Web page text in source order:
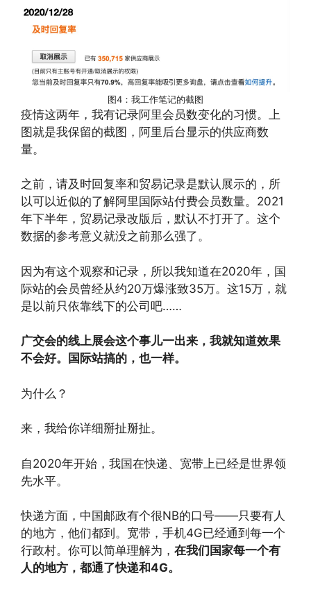
图4：我工作笔记的截图
疫情这两年，我有记录阿里会员数变化的习惯。上
图就是我保留的截图，阿里后台显示的供应商数
量。
之前，请及时回复率和贸易记录是默认展示的，所
以可以近似的了解阿里国际站付费会员数量。2021
年下半年，贸易记录改版后，默认不打开了。这个
数据的参考意义就没之前那么强了。
因为有这个观察和记录，所以我知道在2020年，国
际站的会员曾经从约20万爆涨致35万。这15万，就
是以前只依靠线下的公司吧……
广交会的线上展会这个事儿一出来，我就知道效果
不会好。国际站搞的，也一样。
为什么？
来，我给你详细掰扯掰扯。
自2020年开始，我国在快递、宽带上已经是世界领
先水平。
快递方面，中国邮政有个很NB的口号——只要有人
的地方，他们都到。宽带，手机4G已经通到每一个
行政村。你可以简单理解为， 在我们国家每一个有
人的地方，都通了快递和4G。